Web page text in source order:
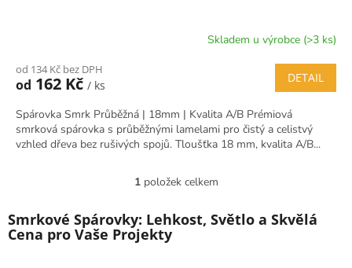
Skladem u výrobce (>3 ks)
od 134 Kč bez DPH
od 162 Kč / ks
DETAIL
Spárovka Smrk Průběžná | 18mm | Kvalita A/B Prémiová
smrková spárovka s průběžnými lamelami pro čistý a celistvý
vzhled dřeva bez rušivých spojů. Tloušťka 18 mm, kvalita A/B...
O
l
1položek celkem
Smrkové Spárovky: Lehkost, Světlo a Skvělá
Cena pro Vaše Projekty